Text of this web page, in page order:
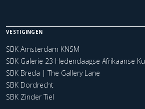
VESTIGINGEN
SBK Amsterdam KNSM
SBK Galerie 23 Hedendaagse Afrikaanse
SBK Breda | The Gallery Lane
SBK Dordrecht
SBK Zinder Tiel